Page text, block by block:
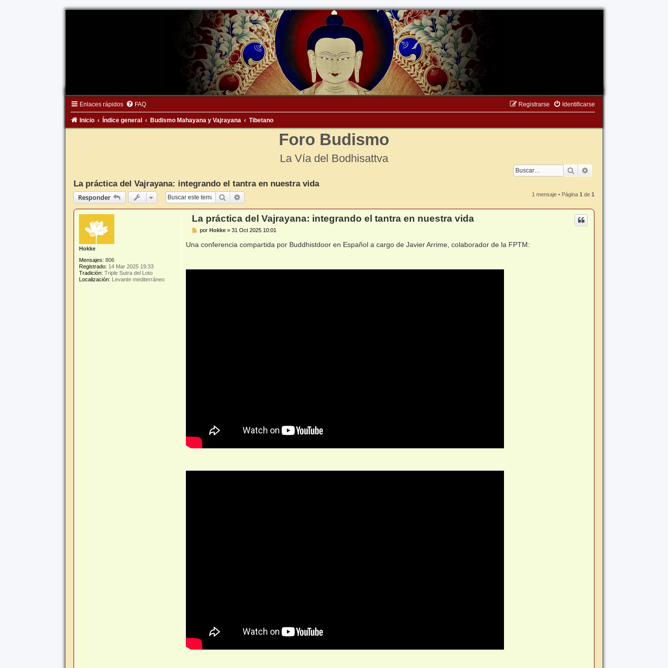
Enlaces rápidos FAQ Identificarse
Registrarse
Inicio Índice general Budismo Mahayana y Vajrayana Tibetano
Foro Budismo
La Vía del Bodhisattva
Buscar
La práctica del Vajrayana: integrando el tantra en nuestra vida
Responder
Buscar 1 mensaje • Página1 de1
Hokke
Mensajes: 806
Registrado: 14 Mar 2025 19:33
Tradición: Triple Sutra del Loto
Localización: Levante mediterráneo
La práctica del Vajrayana: integrando el tantra en nuestra vida
M
s
e
porHokke »31 Oct 2025 10:01
Una conferencia compartida por Buddhistdoor en Español a cargo de Javier Arrime, colaborador de la FPTM: